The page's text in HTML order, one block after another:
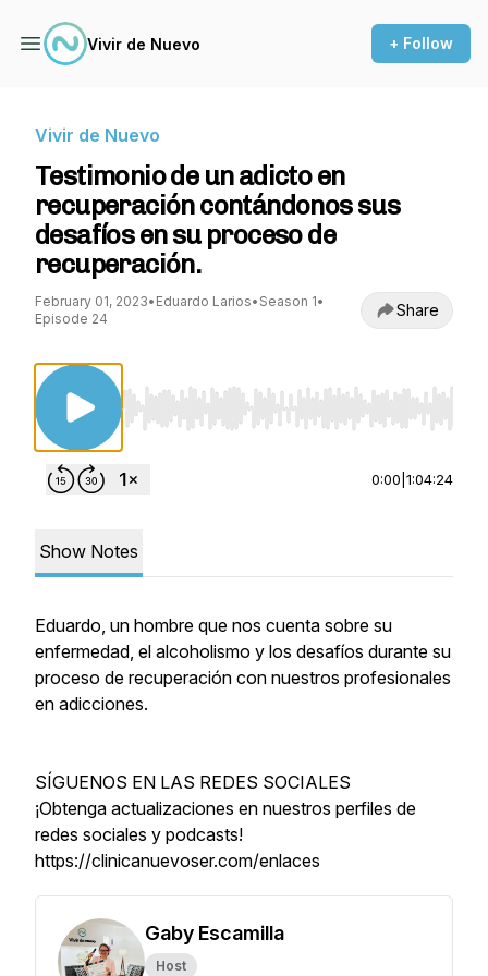
Vivir de Nuevo + Follow
Vivir de Nuevo
Testimonio de un adicto en
recuperación contándonos sus
desafíos en su proceso de
recuperación.
February 01, 2023• Eduardo Larios• Season 1•
Episode 24
Share
Use Left/Right to seek, Home/End to jump
0:00 1:04:24
Show Notes
Eduardo, un hombre que nos cuenta sobre su
enfermedad, el alcoholismo y los desafíos durante su
proceso de recuperación con nuestros profesionales
en adicciones.
SÍGUENOS EN LAS REDES SOCIALES
¡Obtenga actualizaciones en nuestros perfiles de
redes sociales y podcasts!
https://clinicanuevoser.com/enlaces
Gaby Escamilla
Host